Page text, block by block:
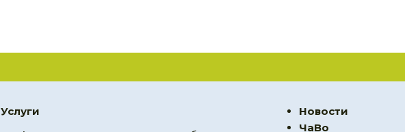
Услуги
Новости
ЧаВо